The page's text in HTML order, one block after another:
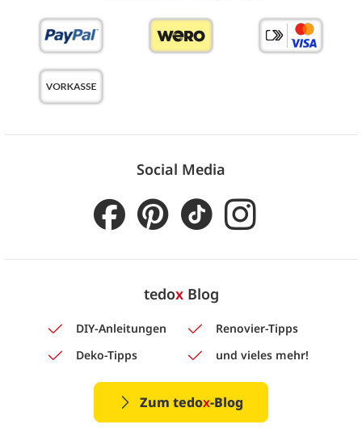
Social Media
tedoxBlog
DIY-Anleitungen
Renovier-Tipps
Deko-Tipps
und vieles mehr!
Zum tedox-Blog